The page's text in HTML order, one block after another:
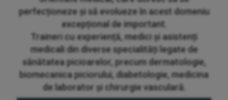
perfecționeze și să evolueze în acest domeniu
excepțional de important.
Traineri cu experiență, medici și asistenți
medicali din diverse specialități legate de
sănătatea picioarelor, precum dermatologie,
biomecanica piciorului, diabetologie, medicina
de laborator și chirurgie vasculară.